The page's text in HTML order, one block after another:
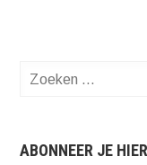
Zoeken
ABONNEER JE HIER